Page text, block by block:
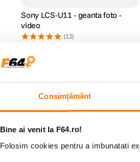
Consimțământ
Bine ai venit la F64.ro!
Folosim cookies pentru a imbunatati
Sony LCS-U11 - geanta foto -
video
(12)
PRP: